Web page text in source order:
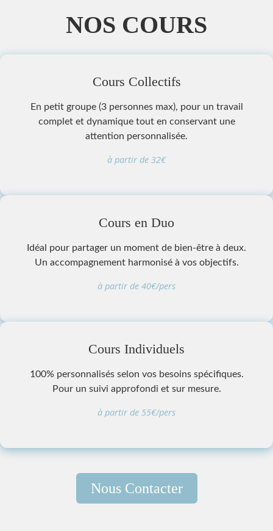
NOS COURS
Cours Collectifs
En petit groupe (3 personnes max), pour un travail
complet et dynamique tout en conservant une
attention personnalisée.
à partir de 32€
Cours en Duo
Idéal pour partager un moment de bien-être à deux.
Un accompagnement harmonisé à vos objectifs.
à partir de 40€/pers
Cours Individuels
100% personnalisés selon vos besoins spécifiques.
Pour un suivi approfondi et sur mesure.
à partir de 55€/pers
Nous Contacter